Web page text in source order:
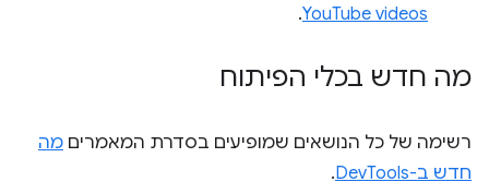
YouTube videos
.
מה חדש בכלי הפיתוח
רשימה של כל הנושאים שמופיעים בסדרת המאמרים מה
חדש ב-DevTools
.